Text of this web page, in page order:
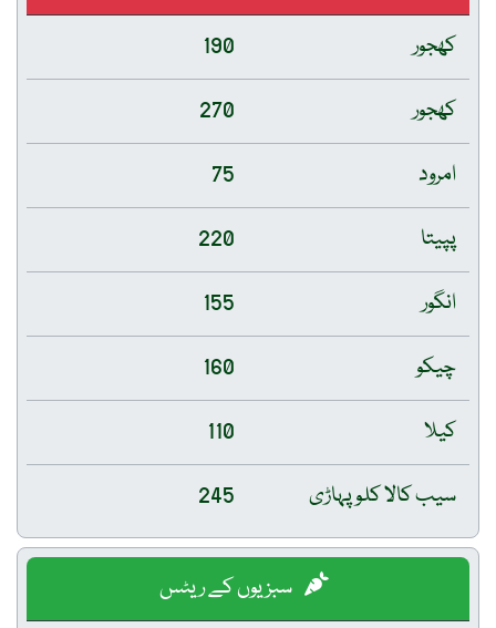
کھجور
190
کھجور
270
امرود
75
پپیتا
220
انگور
155
چیکو
160
کیلا
110
سیب کالا کلو پہاڑی
245
سبزیوں کے ریٹس